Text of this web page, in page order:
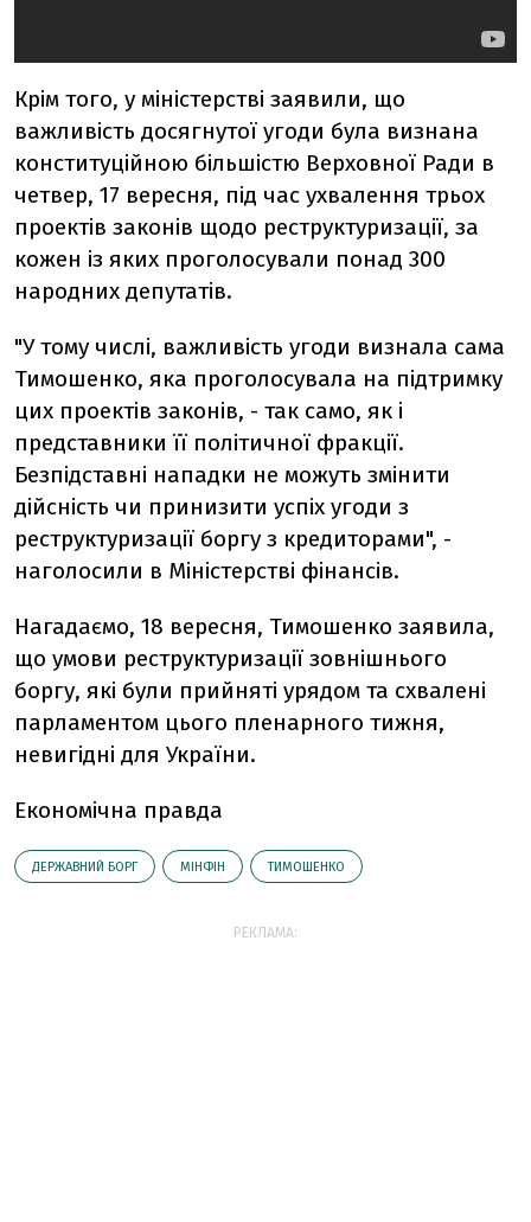
Крім того, у міністерстві заявили, що
важливість досягнутої угоди була визнана
конституційною більшістю Верховної Ради в
четвер, 17 вересня, під час ухвалення трьох
проектів законів щодо реструктуризації, за
кожен із яких проголосували понад 300
народних депутатів.
"У тому числі, важливість угоди визнала сама
Тимошенко, яка проголосувала на підтримку
цих проектів законів, - так само, як і
представники її політичної фракції.
Безпідставні нападки не можуть змінити
дійсність чи принизити успіх угоди з
реструктуризації боргу з кредиторами", -
наголосили в Міністерстві фінансів.
Нагадаємо, 18 вересня, Тимошенко заявила,
що умови реструктуризації зовнішнього
боргу, які були прийняті урядом та схвалені
парламентом цього пленарного тижня,
невигідні для України.
Економічна правда
ДЕРЖАВНИЙ БОРГ МІНФІН ТИМОШЕНКО
РЕКЛАМА: